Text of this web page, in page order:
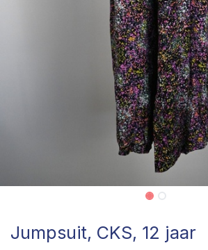
Jumpsuit, CKS, 12 jaar